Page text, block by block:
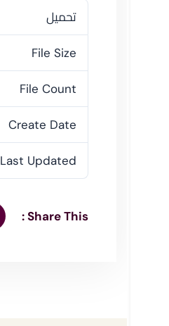
تحميل
File Size
File Count
Create Date
Last Updated
Share This :